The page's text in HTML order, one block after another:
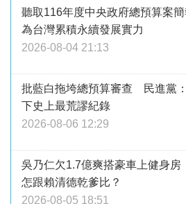
聽取116年度中央政府總預算案
為台灣累積永續發展實力
2026-08-04 21:13
批藍白拖垮總預算審查 民進黨
下史上最荒謬紀錄
2026-08-06 12:29
吳乃仁欠1.7億爽搭豪車上健身
怎跟賴清德乾爹比？
2026-08-05 18:51